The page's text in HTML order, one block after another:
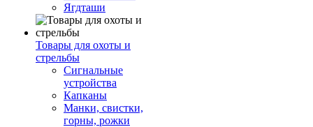
Ягдташи
Товары для охоты и
стрельбы
Сигнальные
устройства
Капканы
Манки, свистки,
горны, рожки